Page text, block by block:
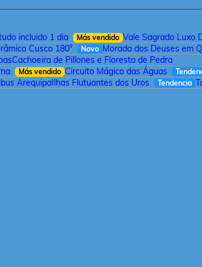
incluido 1 dia Más vendido Vale Sagrado Luxo
Cusco 180° Novo Morada dos Deuses em
Cachoeira de Pillones e Floresta de Pedra
Más vendido Circuito Mágico das Águas
ArequipaIlhas Flutuantes dos Uros Tendencia